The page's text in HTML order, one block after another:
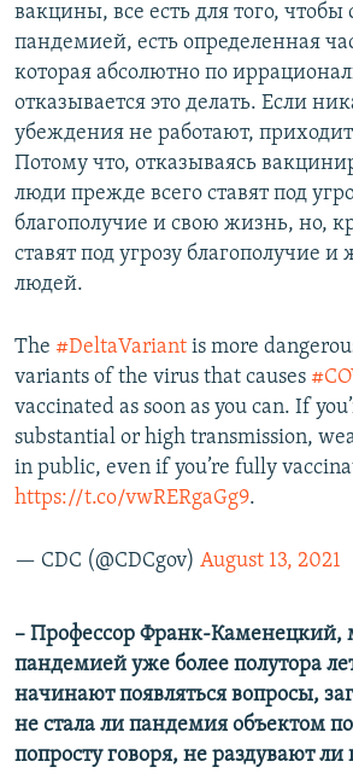
вакцины, все есть для того, чтобы
пандемией, есть определенная
которая абсолютно по
отказывается это делать. Если
убеждения не работают,
Потому что, отказываясь
люди прежде всего ставят под
благополучие и свою жизнь, но,
ставят под угрозу благополучие
людей.
The #DeltaVariant is more
variants of the virus that causes
vaccinated as soon as you can. If
substantial or high transmission,
in public, even if you’re fully
https://t.co/vwRERgaGg9.
— CDC (@CDCgov) August 13, 2021
– Профессор Франк-
пандемией уже более полутора
начинают появляться вопросы,
не стала ли пандемия объектом
попросту говоря, не раздувают